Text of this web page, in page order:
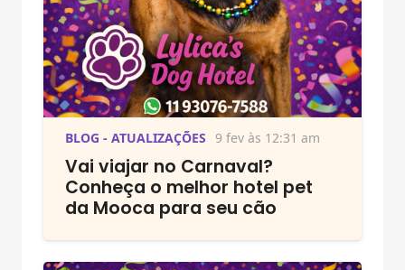
BLOG - ATUALIZAÇÕES 9 fev às 12:31 am
Vai viajar no Carnaval?
Conheça o melhor hotel pet
da Mooca para seu cão